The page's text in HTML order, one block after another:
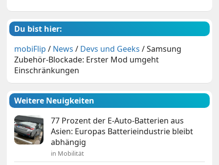
Du bist hier:
mobiFlip / News / Devs und Geeks /Samsung
Zubehör-Blockade: Erster Mod umgeht
Einschränkungen
Weitere Neuigkeiten
77 Prozent der E-Auto-Batterien aus
Asien: Europas Batterieindustrie bleibt
abhängig
in Mobilität